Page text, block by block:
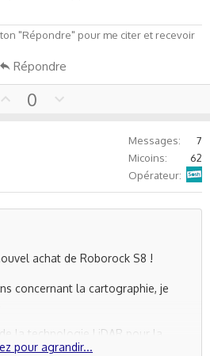
"Répondre" pour me citer et recevoir
Répondre
0
Messages
7
Micoins
62
Opérateur
achat de Roborock S8 !
concernant la cartographie, je
la technologie LiDAR pour la
cycle de nettoyage complet
pour agrandir...